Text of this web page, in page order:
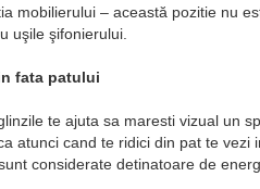
mobilierului – această pozitie nu
uşile şifonierului.
fata patului
te ajuta sa maresti vizual un
atunci cand te ridici din pat te
considerate detinatoare de